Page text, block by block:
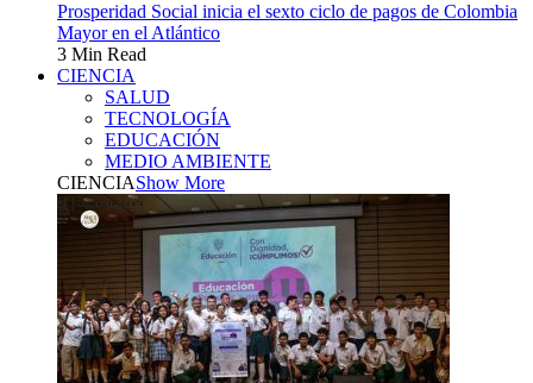
Prosperidad Social inicia el sexto ciclo de pagos de Colombia
Mayor en el Atlántico
3 Min Read
CIENCIA
SALUD
TECNOLOGÍA
EDUCACIÓN
MEDIO AMBIENTE
CIENCIAShow More